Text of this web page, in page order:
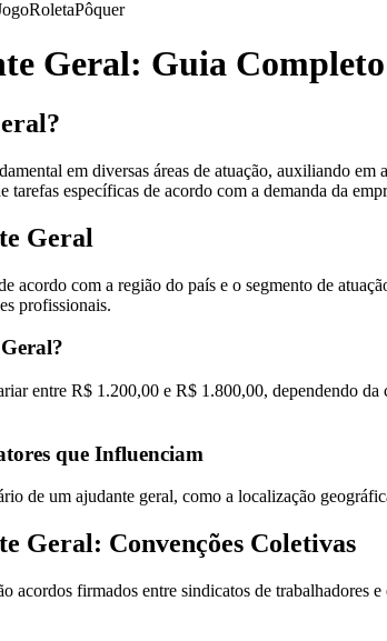
RoletaPôquer
Geral: Guia Completo
em diversas áreas de atuação, auxiliando
tarefas específicas de acordo com a demanda da
Geral
acordo com a região do país e o segmento de
profissionais.
entre R$ 1.200,00 e R$ 1.800,00, dependendo
que Influenciam
de um ajudante geral, como a localização
Geral: Convenções Coletivas
acordos firmados entre sindicatos de